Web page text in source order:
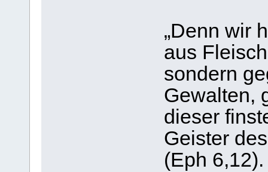
„Denn wir
aus
sondern
Gewalten,
dieser
Geister
(Eph 6,12).